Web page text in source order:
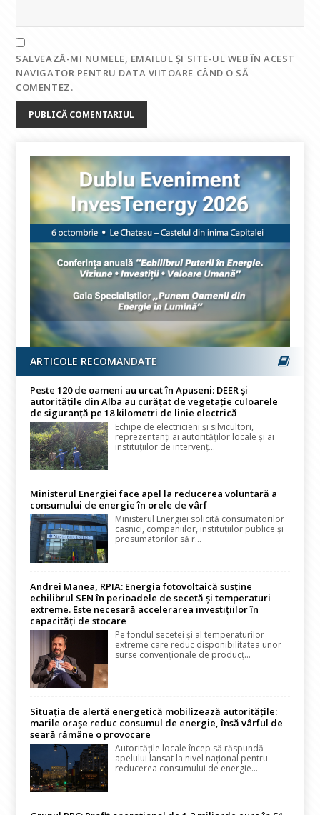
SALVEAZĂ-MI NUMELE, EMAILUL ȘI SITE-UL WEB ÎN ACEST
NAVIGATOR PENTRU DATA VIITOARE CÂND O SĂ
COMENTEZ.
ARTICOLE RECOMANDATE
Peste 120 de oameni au urcat în Apuseni: DEER și
autoritățile din Alba au curățat de vegetație culoarele
de siguranță pe 18 kilometri de linie electrică
Echipe de electricieni și silvicultori,
reprezentanți ai autorităților locale și ai
instituțiilor de intervenț...
Ministerul Energiei face apel la reducerea voluntară a
consumului de energie în orele de vârf
Ministerul Energiei solicită consumatorilor
casnici, companiilor, instituțiilor publice și
prosumatorilor să r...
Andrei Manea, RPIA: Energia fotovoltaică susține
echilibrul SEN în perioadele de secetă și temperaturi
extreme. Este necesară accelerarea investițiilor în
capacități de stocare
Pe fondul secetei și al temperaturilor
extreme care reduc disponibilitatea unor
surse convenționale de producț...
Situația de alertă energetică mobilizează autoritățile:
marile orașe reduc consumul de energie, însă vârful de
seară rămâne o provocare
Autoritățile locale încep să răspundă
apelului lansat la nivel național pentru
reducerea consumului de energie...